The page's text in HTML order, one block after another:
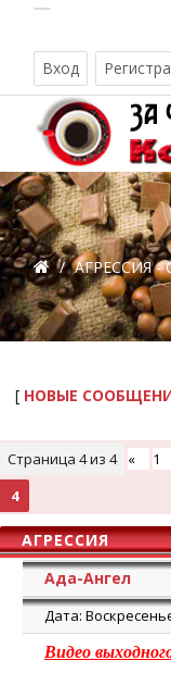
Вход
/ АГРЕССИЯ -
[ НОВЫЕ
Страница 4из 4 « 1
4
АГРЕССИЯ
Ада-Ангел
Дата:
Видео